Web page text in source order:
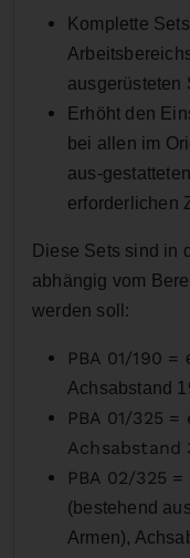
Komplette
ausgerüsteten
Erhöht den
bei allen im
aus-
erforderlichen
Diese Sets sind in
abhängig vom
werden soll:
PBA 01/190 =
Achsabstand
PBA 01/325 =
Achsabstand
PBA 02/325 =
(bestehend
Armen),